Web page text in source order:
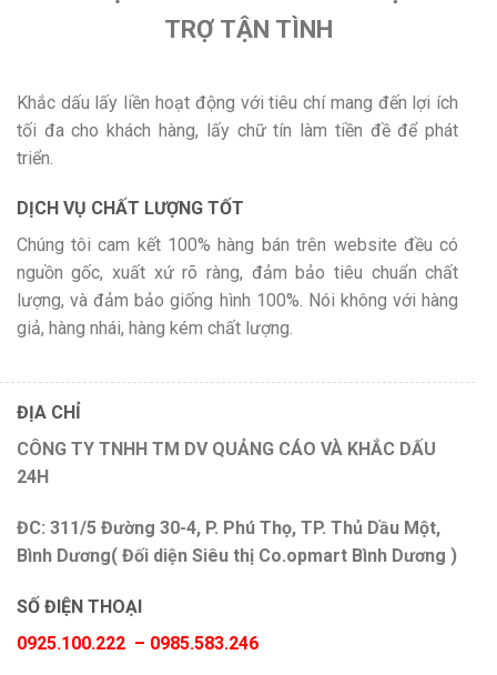
TRỢ TẬN TÌNH
Khắc dấu lấy liền hoạt động với tiêu chí mang đến lợi ích
tối đa cho khách hàng, lấy chữ tín làm tiền đề để phát
triển.
DỊCH VỤ CHẤT LƯỢNG TỐT
Chúng tôi cam kết 100% hàng bán trên website đều có
nguồn gốc, xuất xứ rõ ràng, đảm bảo tiêu chuẩn chất
lượng, và đảm bảo giống hình 100%. Nói không với hàng
giả, hàng nhái, hàng kém chất lượng.
ĐỊA CHỈ
CÔNG TY TNHH TM DV QUẢNG CÁO VÀ KHẮC DẤU
24H
ĐC: 311/5 Đường 30-4, P. Phú Thọ, TP. Thủ Dầu Một,
Bình Dương( Đối diện Siêu thị Co.opmart Bình Dương )
SỐ ĐIỆN THOẠI
0925.100.222 – 0985.583.246